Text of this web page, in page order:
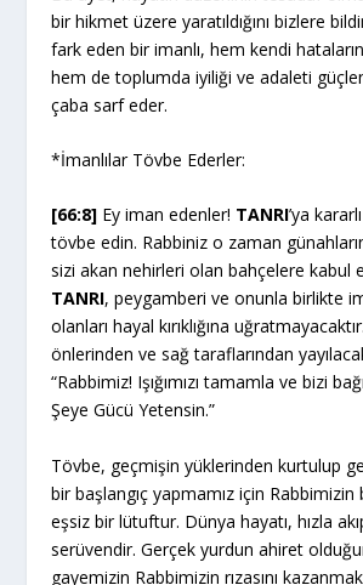
bir hikmet üzere yaratıldığını bizlere
fark eden bir imanlı, hem kendi
hem de toplumda iyiliği ve adaleti
çaba sarf eder.
*İmanlılar Tövbe Ederler:
[66:8] Ey iman edenler! TANRI’ya
tövbe edin. Rabbiniz o zaman
sizi akan nehirleri olan bahçelere kabul
TANRI, peygamberi ve onunla birlikte
olanları hayal kırıklığına
önlerinden ve sağ taraflarından
“Rabbimiz! Işığımızı tamamla ve bizi
Şeye Gücü Yetensin.”
Tövbe, geçmişin yüklerinden kurtulup
bir başlangıç yapmamız için
eşsiz bir lütuftur. Dünya hayatı, hızla
serüvendir. Gerçek yurdun ahiret
gayemizin Rabbimizin rızasını